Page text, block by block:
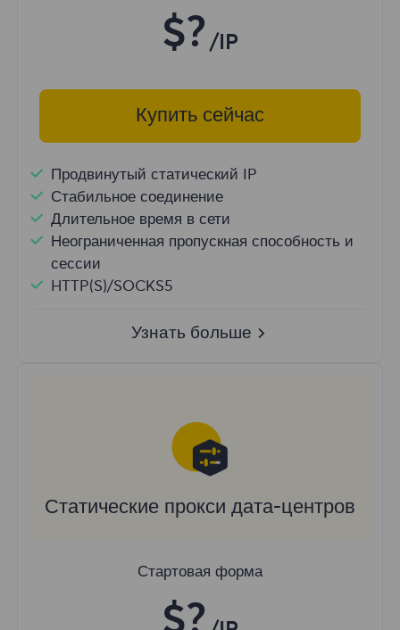
$? /IP
Купить сейчас
Продвинутый статический IP
Стабильное соединение
Длительное время в сети
Неограниченная пропускная способность и
сессии
HTTP(S)/SOCKS5
Узнать больше
Статические прокси дата-центров
Стартовая форма